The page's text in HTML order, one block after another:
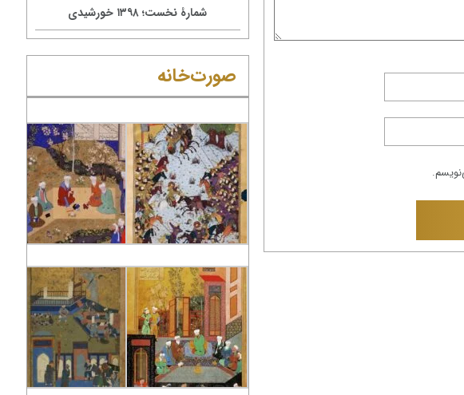
...
مؤسسۀ پژوهشی بایسنغر درگذشت استاد
محمدآصف فکرت نویسنده، مترجم، فهرست‌نگار و
بیش‌تر بخوانید ...
شمارۀ نخست؛ ۱۳۹۸ خورشیدی
صورت‌خانه